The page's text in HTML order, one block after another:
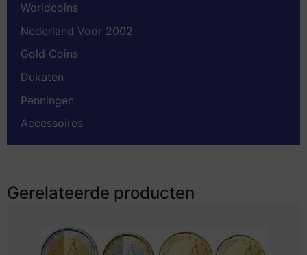
Worldcoins
Nederland Voor 2002
Gold Coins
Dukaten
Penningen
Accessoires
Gerelateerde producten